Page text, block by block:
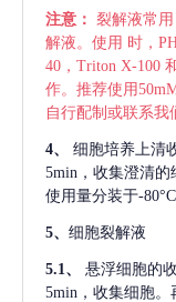
注意： 裂解液常用
解液。使用 时，
40，Triton X-100
作。推荐使用
自行配制或联系我
4、 细胞培养上清
5min，收集澄清
使用量分装于-
5、 细胞裂解液
5.1、 悬浮细胞的
5min，收集细胞。